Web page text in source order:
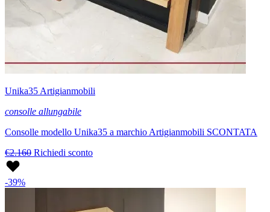
Unika35 Artigianmobili
consolle allungabile
Consolle modello Unika35 a marchio Artigianmobili SCONTATA
€2.160 Richiedi sconto
-39%